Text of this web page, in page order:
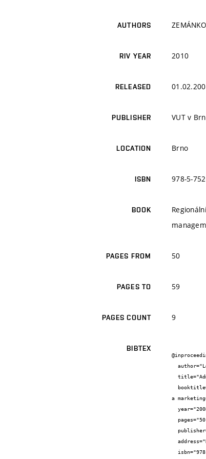
AUTHORS
RIV YEAR 2010
RELEASED
PUBLISHER VUT v
LOCATION Brno
ISBN 978-5-
BOOK
PAGES FROM 50
PAGES TO 59
PAGES COUNT 9
BIBTEX
a